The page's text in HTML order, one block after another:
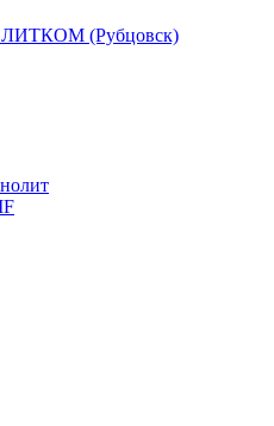
ЛИТКОМ (Рубцовск)